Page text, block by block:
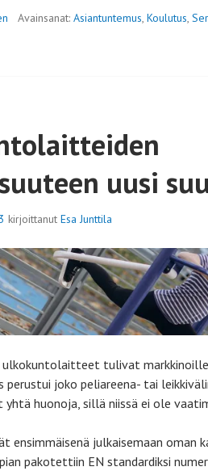
Avainsanat: Asiantuntemus, Koulutus,
uusi
kirjoittanut Esa Junttila
ulkokuntolaitteet tulivat
perustui joko peliareena- tai
huonoja, sillä niissä ei ole
ensimmäisenä julkaisemaan oman
pakotettiin EN standardiksi